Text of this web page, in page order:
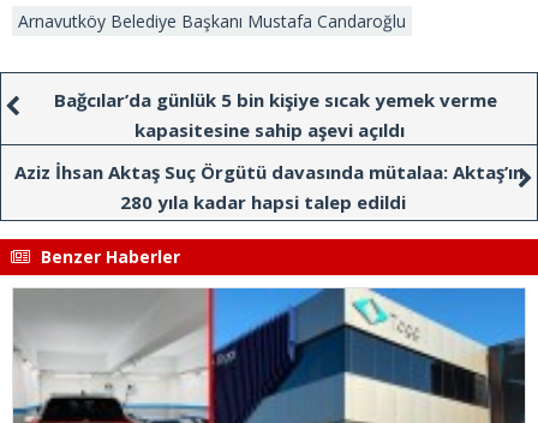
Arnavutköy Belediye Başkanı Mustafa Candaroğlu
Bağcılar’da günlük 5 bin kişiye sıcak yemek verme
kapasitesine sahip aşevi açıldı
Aziz İhsan Aktaş Suç Örgütü davasında mütalaa: Aktaş’ın
280 yıla kadar hapsi talep edildi
Benzer Haberler